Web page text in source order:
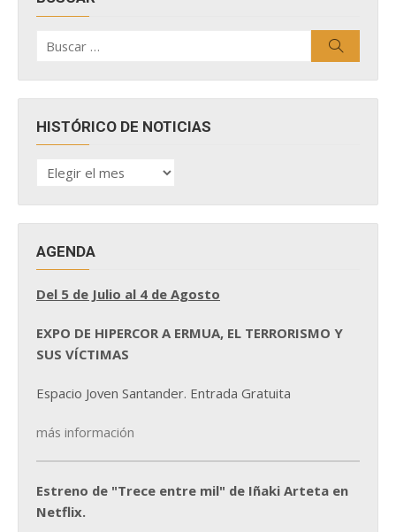
por:
HISTÓRICO DE NOTICIAS
HISTÓRICO
DE
AGENDA
Del 5 de Julio al 4 de Agosto
EXPO DE HIPERCOR A ERMUA, EL TERRORISMO Y
SUS VÍCTIMAS
Espacio Joven Santander. Entrada Gratuita
más información
Estreno de "Trece entre mil" de Iñaki Arteta en
Netflix.